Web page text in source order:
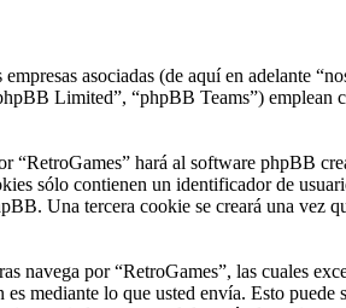
asociadas (de aquí en adelante
Limited”, “phpBB Teams”)
hará al software phpBB
sólo contienen un identificador de
Una tercera cookie se creará una vez
navega por “RetroGames”, las cuales
mediante lo que usted envía. Esto